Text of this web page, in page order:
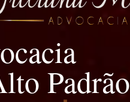
Padrão